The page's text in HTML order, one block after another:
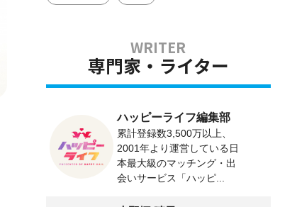
専門家・ライター
ハッピーライフ編集部
累計登録数3,500万以上、
2001年より運営している日
本最大級のマッチング・出
会いサービス「ハッピ...